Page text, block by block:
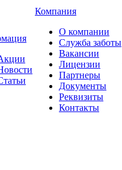
Компания
О компании
Служба заботы
Вакансии
Лицензии
Партнеры
Документы
Реквизиты
Контакты